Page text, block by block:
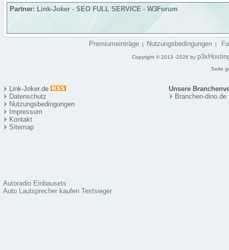
Partner: Link-Joker - SEO FULL SERVICE - W3Forum
Premiumeinträge | Nutzungsbedingungen |
Copyright © 2013 -2026 by
Seite
Link-Joker.de
Unsere
Datenschutz
Nutzungsbedingungen
Impressum
Kontakt
Sitemap
Branchen-dino.de
Autoradio Einbausets
Auto Lautsprecher kaufen Testsieger